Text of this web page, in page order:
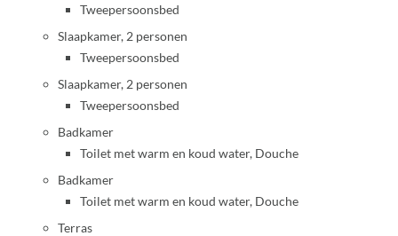
Tweepersoonsbed
Slaapkamer, 2 personen
Tweepersoonsbed
Slaapkamer, 2 personen
Tweepersoonsbed
Badkamer
Toilet met warm en koud water, Douche
Badkamer
Toilet met warm en koud water, Douche
Terras